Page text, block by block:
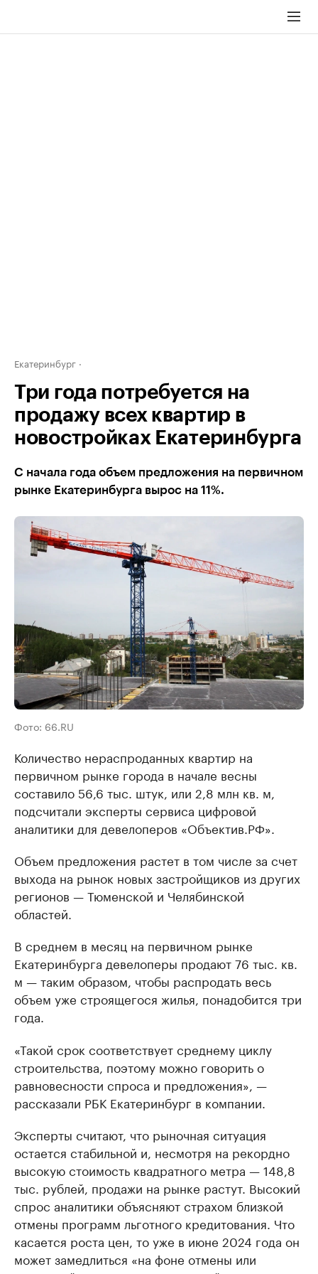
Екатеринбург
Три года потребуется на
продажу всех квартир в
новостройках Екатеринбурга
С начала года объем предложения на первичном
рынке Екатеринбурга вырос на 11%.
Фото: 66.RU
Количество нераспроданных квартир на
первичном рынке города в начале весны
составило 56,6 тыс. штук, или 2,8 млн кв. м,
подсчитали эксперты сервиса цифровой
аналитики для девелоперов «Объектив.РФ».
Объем предложения растет в том числе за счет
выхода на рынок новых застройщиков из других
регионов — Тюменской и Челябинской
областей.
В среднем в месяц на первичном рынке
Екатеринбурга девелоперы продают 76 тыс. кв.
м — таким образом, чтобы распродать весь
объем уже строящегося жилья, понадобится три
года.
«Такой срок соответствует среднему циклу
строительства, поэтому можно говорить о
равновесности спроса и предложения», —
рассказали РБК Екатеринбург в компании.
Эксперты считают, что рыночная ситуация
остается стабильной и, несмотря на рекордно
высокую стоимость квадратного метра — 148,8
тыс. рублей, продажи на рынке растут. Высокий
спрос аналитики объясняют страхом близкой
отмены программ льготного кредитования. Что
касается роста цен, то уже в июне 2024 года он
может замедлиться «на фоне отмены или